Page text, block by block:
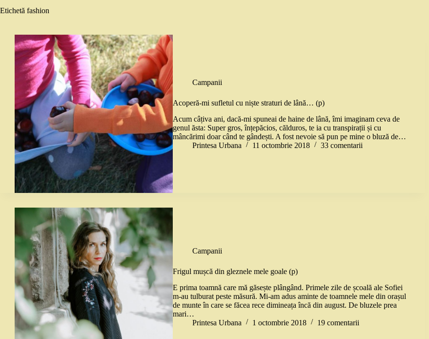
Etichetă fashion
Campanii
Acoperă-mi sufletul cu niște straturi de lână… (p)
Acum câțiva ani, dacă-mi spuneai de haine de lână, îmi imaginam ceva de
genul ăsta: Super gros, înțepăcios, călduros, te ia cu transpirații și cu
mâncărimi doar când te gândești. A fost nevoie să pun pe mine o bluză de…
Printesa Urbana
11 octombrie 2018 33 comentarii
Campanii
Frigul mușcă din gleznele mele goale (p)
E prima toamnă care mă găsește plângând. Primele zile de școală ale Sofiei
m-au tulburat peste măsură. Mi-am adus aminte de toamnele mele din orașul
de munte în care se făcea rece dimineața încă din august. De bluzele prea
mari…
Printesa Urbana
1 octombrie 2018 19 comentarii